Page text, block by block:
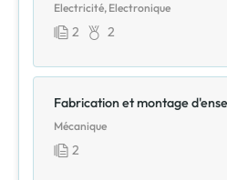
Electricité, Electronique
2 2
Fabrication et montage
Mécanique
2